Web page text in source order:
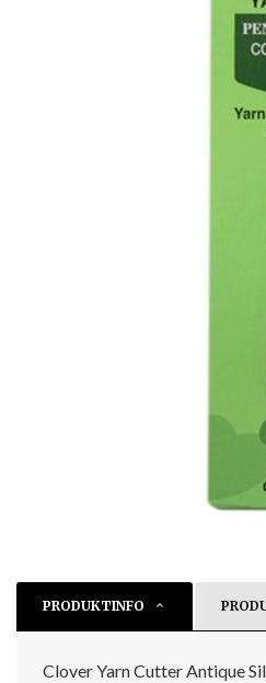
PRODUKTINFO
Clover Yarn Cutter Antique